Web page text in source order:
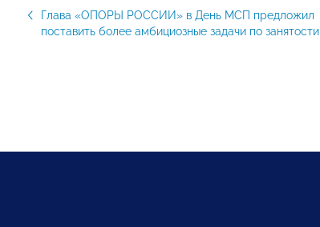
Глава «ОПОРЫ РОССИИ» в День МСП предложил
поставить более амбициозные задачи по занятости